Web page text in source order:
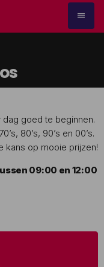
menu
goed te beginnen.
80’s, 90’s en 00’s.
kans op mooie prijzen!
09:00 en 12:00